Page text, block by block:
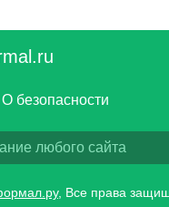
О безопасности
, Все права